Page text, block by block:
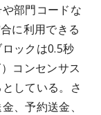
部門コードな
に利用できる
ックは0.5秒
コンセンサス
している。さ
、予約送金、